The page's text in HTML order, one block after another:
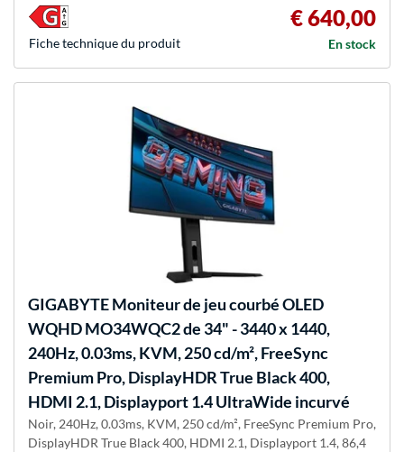
€ 640,00
En stock
Fiche technique du produit
GIGABYTEMoniteur de jeu courbé OLED
WQHD MO34WQC2 de 34" - 3440 x 1440,
240Hz, 0.03ms, KVM, 250 cd/m², FreeSync
Premium Pro, DisplayHDR True Black 400,
HDMI 2.1, Displayport 1.4 UltraWide incurvé
Noir, 240Hz, 0.03ms, KVM, 250 cd/m², FreeSync Premium Pro,
DisplayHDR True Black 400, HDMI 2.1, Displayport 1.4, 86,4